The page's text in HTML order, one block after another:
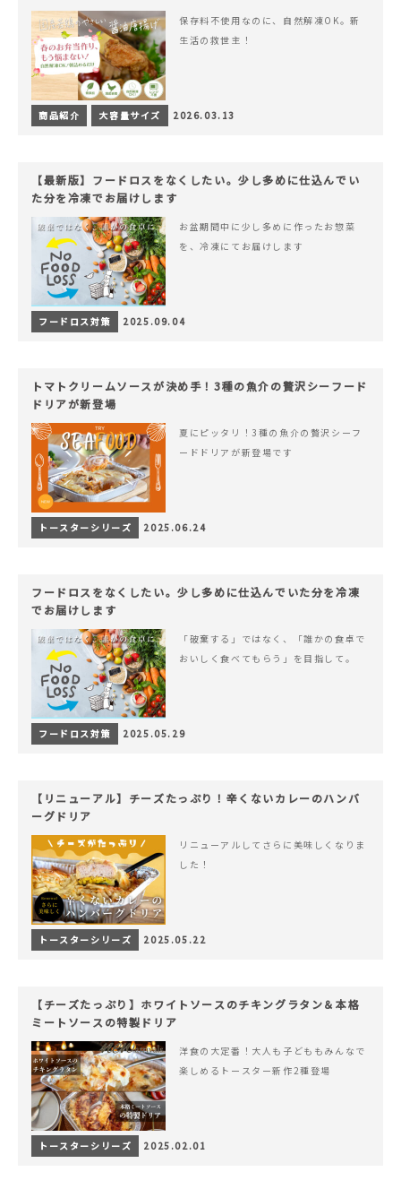
保存料不使用なのに、自然解凍OK。新
生活の救世主！
商品紹介 大容量サイズ 2026.03.13
【最新版】フードロスをなくしたい。少し多めに仕込んでい
た分を冷凍でお届けします
お盆期間中に少し多めに作ったお惣菜
を、冷凍にてお届けします
フードロス対策 2025.09.04
トマトクリームソースが決め手！3種の魚介の贅沢シーフード
ドリアが新登場
夏にピッタリ！3種の魚介の贅沢シーフ
ードドリアが新登場です
トースターシリーズ 2025.06.24
フードロスをなくしたい。少し多めに仕込んでいた分を冷凍
でお届けします
「破棄する」ではなく、「誰かの食卓で
おいしく食べてもらう」を目指して。
フードロス対策 2025.05.29
【リニューアル】チーズたっぷり！辛くないカレーのハンバ
ーグドリア
リニューアルしてさらに美味しくなりま
した！
トースターシリーズ 2025.05.22
【チーズたっぷり】ホワイトソースのチキングラタン＆本格
ミートソースの特製ドリア
洋食の大定番！大人も子どももみんなで
楽しめるトースター新作2種登場
トースターシリーズ 2025.02.01